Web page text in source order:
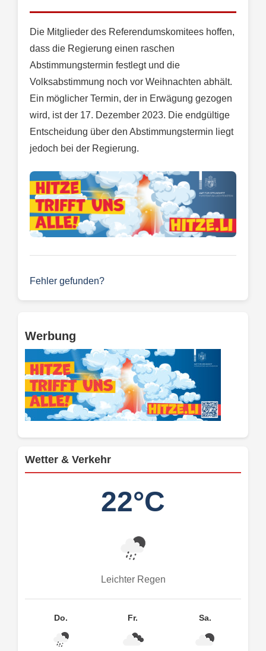
Die Mitglieder des Referendumskomitees hoffen,
dass die Regierung einen raschen
Abstimmungstermin festlegt und die
Volksabstimmung noch vor Weihnachten abhält.
Ein möglicher Termin, der in Erwägung gezogen
wird, ist der 17. Dezember 2023. Die endgültige
Entscheidung über den Abstimmungstermin liegt
jedoch bei der Regierung.
Fehler gefunden?
Werbung
Wetter & Verkehr
22°C
Leichter Regen
Do. Fr. Sa.